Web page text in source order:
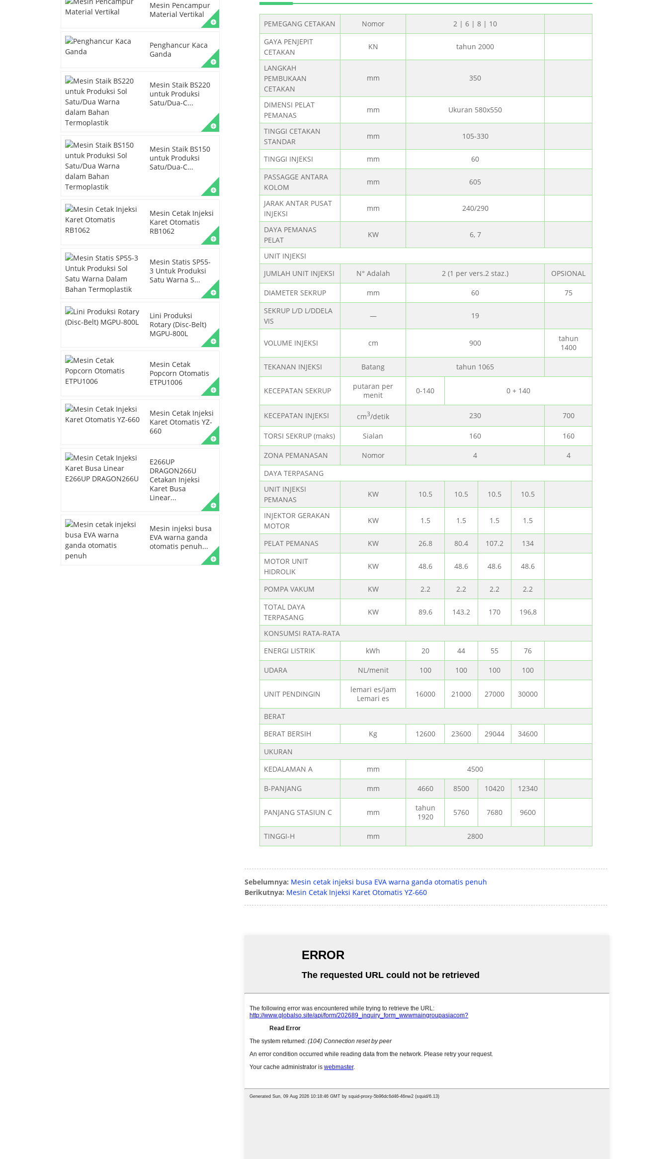
Mesin Pencampur
Material Vertikal
Penghancur Kaca
Ganda
Mesin Staik BS220
untuk Produksi
Satu/Dua-C...
Mesin Staik BS150
untuk Produksi
Satu/Dua-C...
Mesin Cetak Injeksi
Karet Otomatis
RB1062
Mesin Statis SP55-
3 Untuk Produksi
Satu Warna S...
Lini Produksi
Rotary (Disc-Belt)
MGPU-800L
Mesin Cetak
Popcorn Otomatis
ETPU1006
Mesin Cetak Injeksi
Karet Otomatis YZ-
660
E266UP
DRAGON266U
Cetakan Injeksi
Karet Busa
Linear...
Mesin injeksi busa
EVA warna ganda
otomatis penuh...
PEMEGANG CETAKAN Nomor
2 | 6 | 8 | 10
GAYA PENJEPIT
CETAKAN
KN tahun 2000
LANGKAH
PEMBUKAAN
CETAKAN
mm 350
DIMENSI PELAT
PEMANAS
mm Ukuran 580x550
TINGGI CETAKAN
STANDAR
mm 105-330
TINGGI INJEKSI mm
60
PASSAGGE ANTARA
KOLOM
mm 605
JARAK ANTAR PUSAT
INJEKSI
mm 240/290
DAYA PEMANAS
PELAT
KW 6, 7
UNIT INJEKSI
JUMLAH UNIT INJEKSI
N° Adalah 2 (1 per vers.2 staz.) OPSIONAL
DIAMETER SEKRUP mm 60
75
SEKRUP L/D L/DDELA
VIS
— 19
VOLUME INJEKSI cm 900
tahun
1400
TEKANAN INJEKSI Batang tahun 1065
KECEPATAN SEKRUP
putaran per
menit
0-140 0 + 140
KECEPATAN INJEKSI cm3/detik 230 700
TORSI SEKRUP (maks) Sialan 160 160
ZONA PEMANASAN Nomor 4
4
DAYA TERPASANG
UNIT INJEKSI
PEMANAS
KW 10.5 10.5 10.5 10.5
INJEKTOR GERAKAN
MOTOR
KW 1.5 1.5 1.5 1.5
PELAT PEMANAS KW 26.8 80.4 107.2
134
MOTOR UNIT
HIDROLIK
KW 48.6 48.6 48.6 48.6
POMPA VAKUM KW 2.2 2.2 2.2
2.2
TOTAL DAYA
TERPASANG
KW 89.6 143.2 170 196,8
KONSUMSI RATA-RATA
ENERGI LISTRIK
kWh 20 44 55 76
UDARA NL/menit 100 100 100 100
UNIT PENDINGIN
lemari es/jam
Lemari es
16000 21000 27000 30000
BERAT
BERAT BERSIH
Kg 12600 23600 29044
34600
UKURAN
KEDALAMAN A
mm 4500
B-PANJANG mm 4660 8500 10420 12340
PANJANG STASIUN C mm
tahun
1920
5760 7680 9600
TINGGI-H mm 2800
Sebelumnya: Mesin cetak injeksi busa EVA warna ganda otomatis penuh
Berikutnya: Mesin Cetak Injeksi Karet Otomatis YZ-660